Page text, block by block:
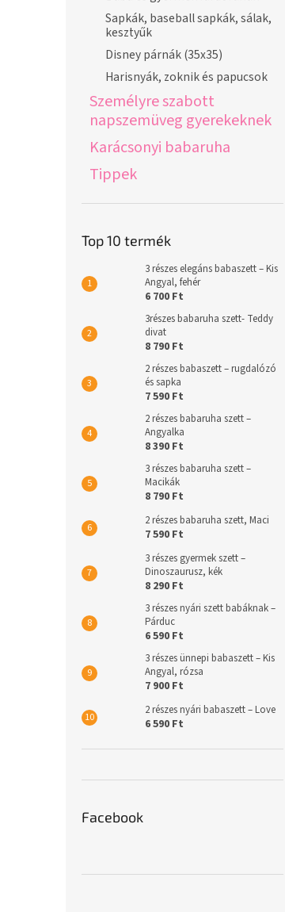
Sapkák, baseball sapkák, sálak,
kesztyűk
Disney párnák (35x35)
Harisnyák, zoknik és papucsok
Személyre szabott
napszemüveg gyerekeknek
Karácsonyi babaruha
Tippek
Top 10 termék
3 részes elegáns babaszett – Kis
Angyal, fehér
6 700 Ft
3részes babaruha szett- Teddy
divat
8 790 Ft
2 részes babaszett – rugdalózó
és sapka
7 590 Ft
2 részes babaruha szett –
Angyalka
8 390 Ft
3 részes babaruha szett –
Macikák
8 790 Ft
2 részes babaruha szett, Maci
7 590 Ft
3 részes gyermek szett –
Dinoszaurusz, kék
8 290 Ft
3 részes nyári szett babáknak –
Párduc
6 590 Ft
3 részes ünnepi babaszett – Kis
Angyal, rózsa
7 900 Ft
2 részes nyári babaszett – Love
6 590 Ft
Facebook